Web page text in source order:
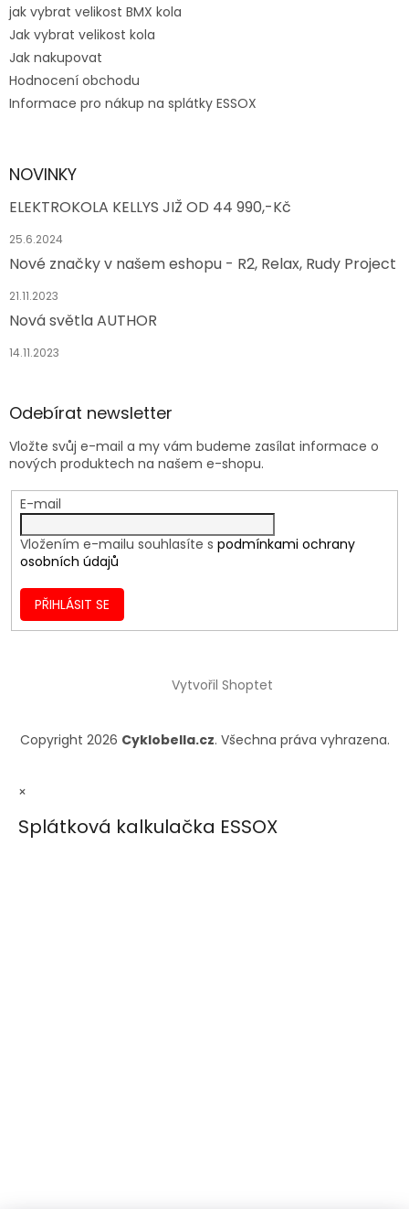
jak vybrat velikost BMX kola
Jak vybrat velikost kola
Jak nakupovat
Hodnocení obchodu
Informace pro nákup na splátky ESSOX
NOVINKY
ELEKTROKOLA KELLYS JIŽ OD 44 990,-Kč
25.6.2024
Nové značky v našem eshopu - R2, Relax, Rudy Project
21.11.2023
Nová světla AUTHOR
14.11.2023
Odebírat newsletter
Vložte svůj e-mail a my vám budeme zasílat informace o
nových produktech na našem e-shopu.
E-mail
Vložením e-mailu souhlasíte s podmínkami ochrany
osobních údajů
PŘIHLÁSIT SE
Vytvořil Shoptet
Copyright 2026 Cyklobella.cz. Všechna práva vyhrazena.
×
Splátková kalkulačka ESSOX